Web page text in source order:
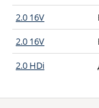
2.0 16V
2.0 16V
2.0 HDi